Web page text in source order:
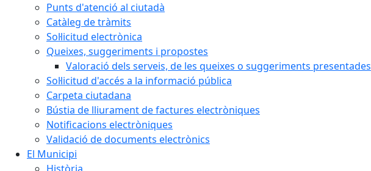
Punts d'atenció al ciutadà
Catàleg de tràmits
Sol·licitud electrònica
Queixes, suggeriments i propostes
Valoració dels serveis, de les queixes o suggeriments presentades
Sol·licitud d'accés a la informació pública
Carpeta ciutadana
Bústia de lliurament de factures electròniques
Notificacions electròniques
Validació de documents electrònics
El Municipi